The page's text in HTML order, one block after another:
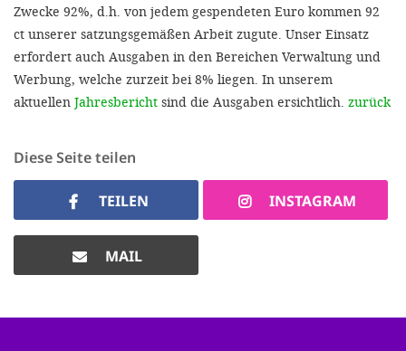
Zwecke 92%, d.h. von jedem gespendeten Euro kommen 92
ct unserer satzungsgemäßen Arbeit zugute. Unser Einsatz
erfordert auch Ausgaben in den Bereichen Verwaltung und
Werbung, welche zurzeit bei 8% liegen. In unserem
aktuellen Jahresbericht sind die Ausgaben ersichtlich. zurück
Diese Seite teilen
TEILEN INSTAGRAM
MAIL